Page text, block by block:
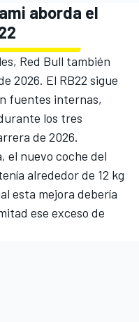
aborda el
Red Bull también
2026. El RB22 sigue
fuentes internas,
los tres
de 2026.
el nuevo coche del
alrededor de 12 kg
esta mejora debería
ese exceso de